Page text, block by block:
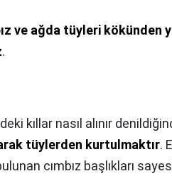
ve ağda tüyleri kökünden
.
kıllar nasıl alınır
tüylerden kurtulmaktır.
cımbız başlıkları